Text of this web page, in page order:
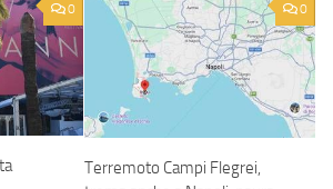
0 0
Terremoto Campi Flegrei,